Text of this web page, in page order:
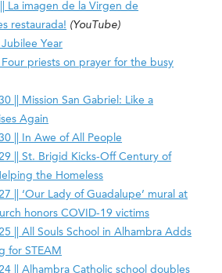
La imagen de la Virgen de
restaurada! (YouTube)
Year
priests on prayer for the busy
|| Mission San Gabriel: Like a
Again
|| In Awe of All People
|| St. Brigid Kicks-Off Century of
the Homeless
|| ‘Our Lady of Guadalupe’ mural at
honors COVID-19 victims
|| All Souls School in Alhambra Adds
for STEAM
|| Alhambra Catholic school doubles